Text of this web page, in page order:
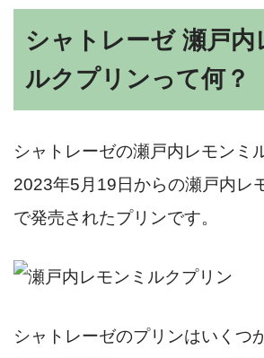
シャトレーゼ 瀬戸内
ルクプリンって何？
シャトレーゼの瀬戸内レモンミ
2023年5月19日からの瀬戸内レ
で発売されたプリンです。
シャトレーゼのプリンはいくつ